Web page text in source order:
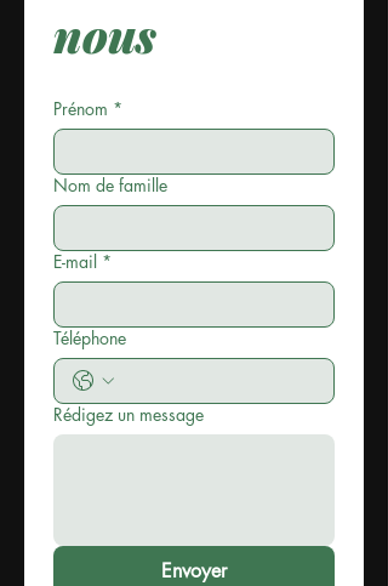
nous
Prénom *
Nom de famille
E-mail *
Téléphone
Rédigez un message
Envoyer